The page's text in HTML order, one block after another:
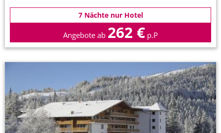
7 Nächte nur Hotel
Angebote ab 262 € p.P